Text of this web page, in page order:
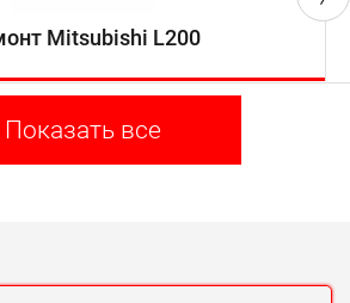
Mitsubishi L200
Показать все